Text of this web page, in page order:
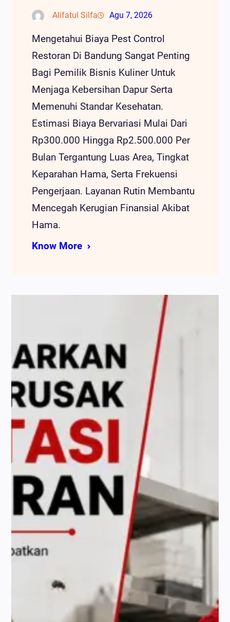
Alifatul Silfa Agu 7, 2026
Mengetahui Biaya Pest Control
Restoran Di Bandung Sangat Penting
Bagi Pemilik Bisnis Kuliner Untuk
Menjaga Kebersihan Dapur Serta
Memenuhi Standar Kesehatan.
Estimasi Biaya Bervariasi Mulai Dari
Rp300.000 Hingga Rp2.500.000 Per
Bulan Tergantung Luas Area, Tingkat
Keparahan Hama, Serta Frekuensi
Pengerjaan. Layanan Rutin Membantu
Mencegah Kerugian Finansial Akibat
Hama.
Know More